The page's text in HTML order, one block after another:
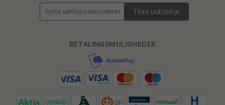
BETALINGSMULIGHEDER
Tilaa uutiskirje